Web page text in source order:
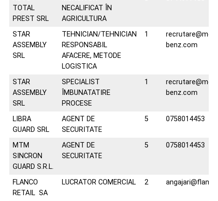
TOTAL
PREST SRL
NECALIFICAT ÎN
AGRICULTURA
STAR
ASSEMBLY
SRL
TEHNICIAN/TEHNICIAN
RESPONSABIL
AFACERE, METODE
LOGISTICA
1
benz.com
STAR
ASSEMBLY
SRL
SPECIALIST
ÎMBUNATATIRE
PROCESE
1
benz.com
LIBRA
GUARD SRL
AGENT DE
SECURITATE
5 0758014453
MTM
SINCRON
GUARD S.R.L.
AGENT DE
SECURITATE
5 0758014453
FLANCO
RETAIL SA
LUCRATOR COMERCIAL 2